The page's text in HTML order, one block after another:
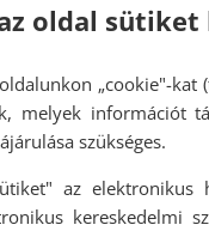
oldal sütiket
„cookie"-kat
melyek információt
szükséges.
az
kereskedelmi